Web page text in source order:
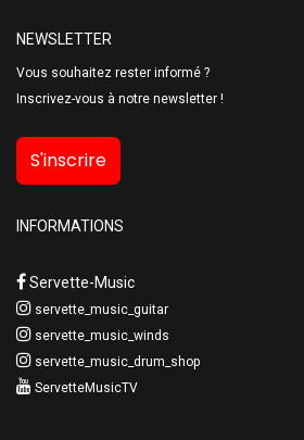
NEWSLETTER
Vous souhaitez rester informé ?
Inscrivez-vous à notre newsletter !
S'inscrire
INFORMATIONS
Servette-Music
servette_music_guitar
servette_music_winds
servette_music_drum_shop
ServetteMusicTV